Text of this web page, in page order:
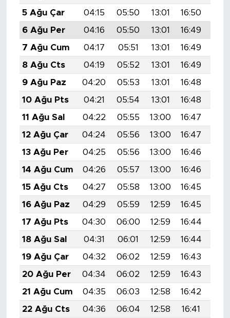
5 Ağu Çar
04:15 05:50 13:01 16:50
6 Ağu Per
04:16 05:50 13:01 16:49
7 Ağu Cum
04:17 05:51 13:01 16:49
8 Ağu Cts
04:19 05:52 13:01 16:49
9 Ağu Paz
04:20 05:53 13:01 16:48
10 Ağu Pts
04:21 05:54 13:01 16:48
11 Ağu Sal
04:22 05:55 13:00 16:47
12 Ağu Çar
04:24 05:56 13:00 16:47
13 Ağu Per
04:25 05:56 13:00 16:46
14 Ağu Cum
04:26 05:57 13:00 16:46
15 Ağu Cts
04:27 05:58 13:00 16:45
16 Ağu Paz
04:29 05:59 12:59 16:45
17 Ağu Pts
04:30 06:00 12:59 16:44
18 Ağu Sal
04:31 06:01 12:59 16:44
19 Ağu Çar
04:32 06:02 12:59 16:43
20 Ağu Per
04:34 06:02 12:59 16:43
21 Ağu Cum
04:35 06:03 12:58 16:42
22 Ağu Cts
04:36 06:04 12:58 16:41